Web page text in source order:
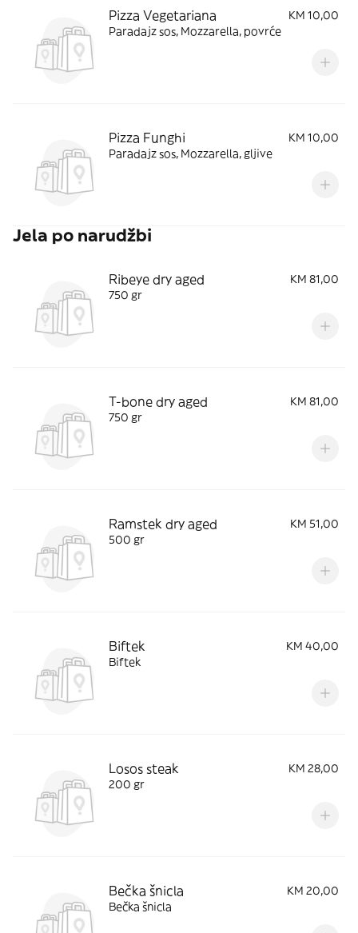
Pizza Vegetariana
KM 10,00
Paradajz sos, Mozzarella, povrće
Pizza Funghi
KM 10,00
Paradajz sos, Mozzarella, gljive
Jela po narudžbi
Ribeye dry aged
KM 81,00
750 gr
T-bone dry aged
KM 81,00
750 gr
Ramstek dry aged
KM 51,00
500 gr
Biftek
KM 40,00
Biftek
Losos steak
KM 28,00
200 gr
Bečka šnicla
KM 20,00
Bečka šnicla